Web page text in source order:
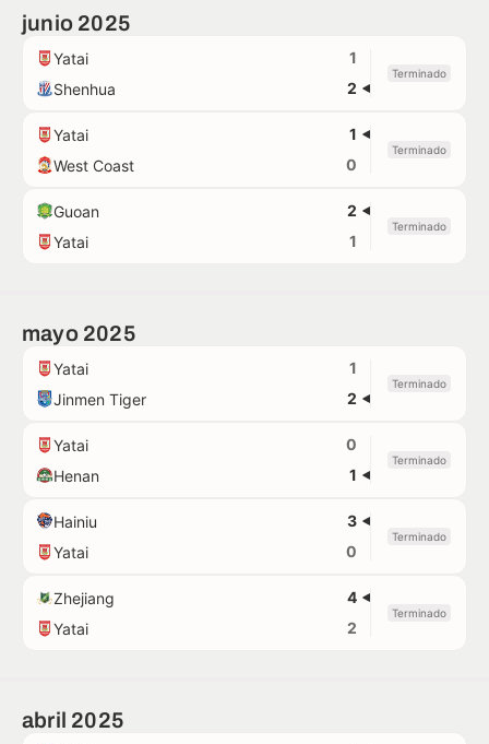
junio 2025
Yatai
1
Shenhua
2
Terminado
Yatai
1
West Coast
0
Terminado
Guoan
2
Yatai
1
Terminado
mayo 2025
Yatai
1
Jinmen Tiger
2
Terminado
Yatai
0
Henan
1
Terminado
Hainiu
3
Yatai
0
Terminado
Zhejiang
4
Yatai
2
Terminado
abril 2025